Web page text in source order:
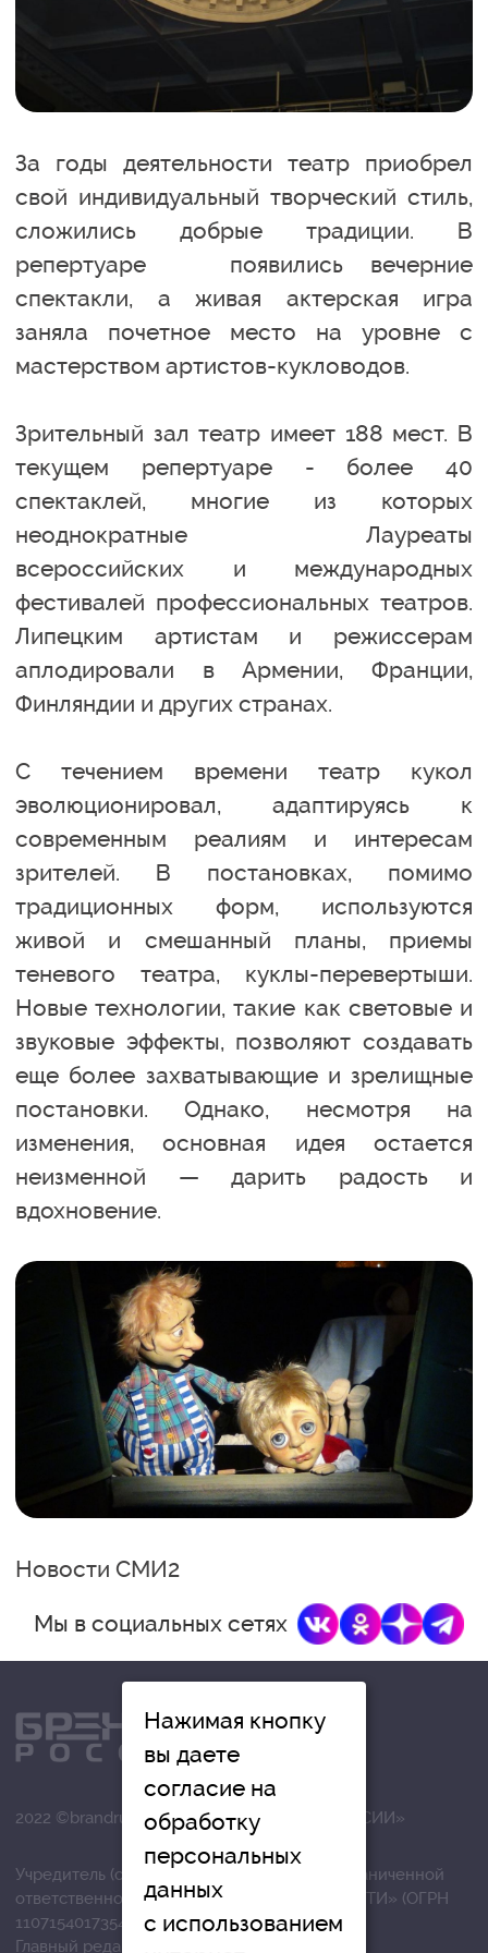
За годы деятельности театр приобрел
свой индивидуальный творческий стиль,
сложились добрые традиции. В
репертуаре появились вечерние
спектакли, а живая актерская игра
заняла почетное место на уровне с
мастерством артистов-кукловодов.
Зрительный зал театр имеет 188 мест. В
текущем репертуаре - более 40
спектаклей, многие из которых
неоднократные Лауреаты
всероссийских и международных
фестивалей профессиональных театров.
Липецким артистам и режиссерам
аплодировали в Армении, Франции,
Финляндии и других странах.
С течением времени театр кукол
эволюционировал, адаптируясь к
современным реалиям и интересам
зрителей. В постановках, помимо
традиционных форм, используются
живой и смешанный планы, приемы
теневого театра, куклы-перевертыши.
Новые технологии, такие как световые и
звуковые эффекты, позволяют создавать
еще более захватывающие и зрелищные
постановки. Однако, несмотря на
изменения, основная идея остается
неизменной — дарить радость и
вдохновение.
Новости СМИ2
Мы в социальных сетях
2022 ©brandrussia.online | СИ «БРЕНДЫ РОССИИ»
Учредитель (соучредители): Общество с ограниченной
ответственностью «РЕГИОНАЛЬНЫЕ НОВОСТИ» (ОГРН
1107154017354)
Главный редактор: Вострикова О.Г.
Нажимая кнопку
вы даете
согласие на
обработку
персональных
данных
с использованием